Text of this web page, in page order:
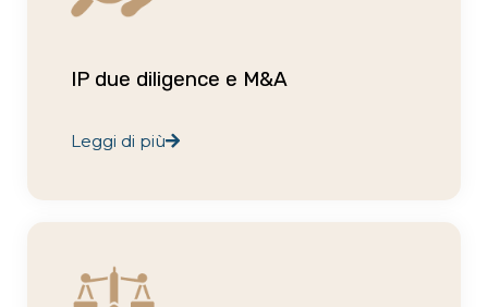
IP due diligence e M&A
Leggi di più